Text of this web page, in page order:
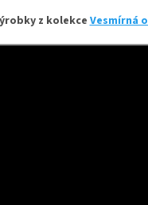
z kolekceVesmírná